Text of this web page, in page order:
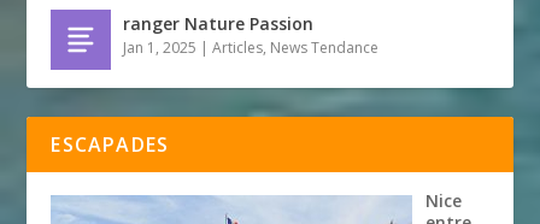
ranger Nature Passion
Jan 1, 2025 |Articles, News Tendance
ESCAPADES
Nice